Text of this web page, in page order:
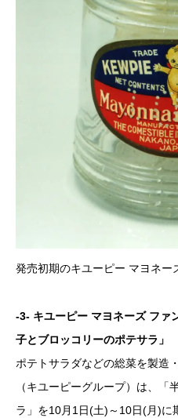
発売初期のキユーピー マヨネー
-3- キユーピー マヨネーズ ファ
子とブロッコリーのポテサラ」
ポテトサラダなどの総菜を製造
（キユーピーグループ）は、
ラ」を10月1日(土)～10日(月)に